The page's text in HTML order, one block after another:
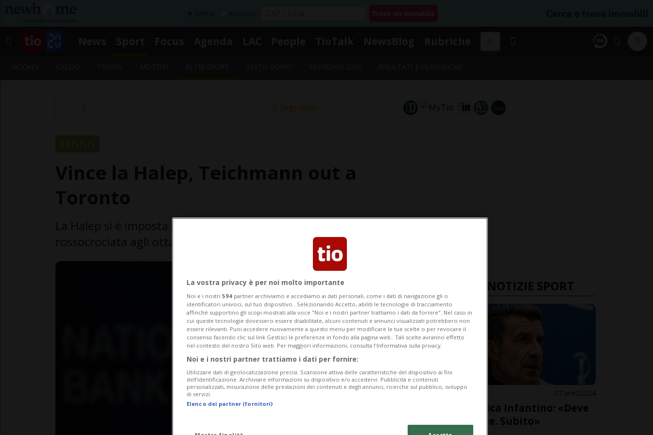
Segnalaci
ULTIME NOTIZIE SPORT
7 ore 2 24
Figo scarica Infantino: «Deve
andarsene. Subito»
La vostra privacy è per noi molto importante
Noi e i nostri 594 partner archiviamo e accediamo ai dati personali, come i dati di navigazione gli o
identificatori univoci, sul tuo dispositivo . Selezionando Accetto, abiliti le tecnologie di tracciamento
affinché supportino gli scopi mostrati alla voce "Noi e i nostri partner trattiamo i dati da fornire". Nel caso in
cui queste tecnologie dovessero essere disabilitate, alcuni contenuti e annunci visualizzati potrebbero non
essere rilevanti. Puoi accedere nuovamente a questo menu per modificare le tue scelte o per revocare il
consenso facendo clic sul link Gestisci le preferenze in fondo alla pagina web.. Tali scelte avranno effetto
nel contesto del nostro Sito web. Per maggiori informazioni, consulta l'Informativa sulla privacy.
Noi e i nostri partner trattiamo i dati per fornire:
Utilizzare dati di geolocalizzazione precisi. Scansione attiva delle caratteristiche del dispositivo ai fini
dell’identificazione. Archiviare informazioni su dispositivo e/o accedervi. Pubblicità e contenuti
personalizzati, misurazione delle prestazioni dei contenuti e degli annunci, ricerche sul pubblico, sviluppo
di servizi.
Elenco dei partner (fornitori)